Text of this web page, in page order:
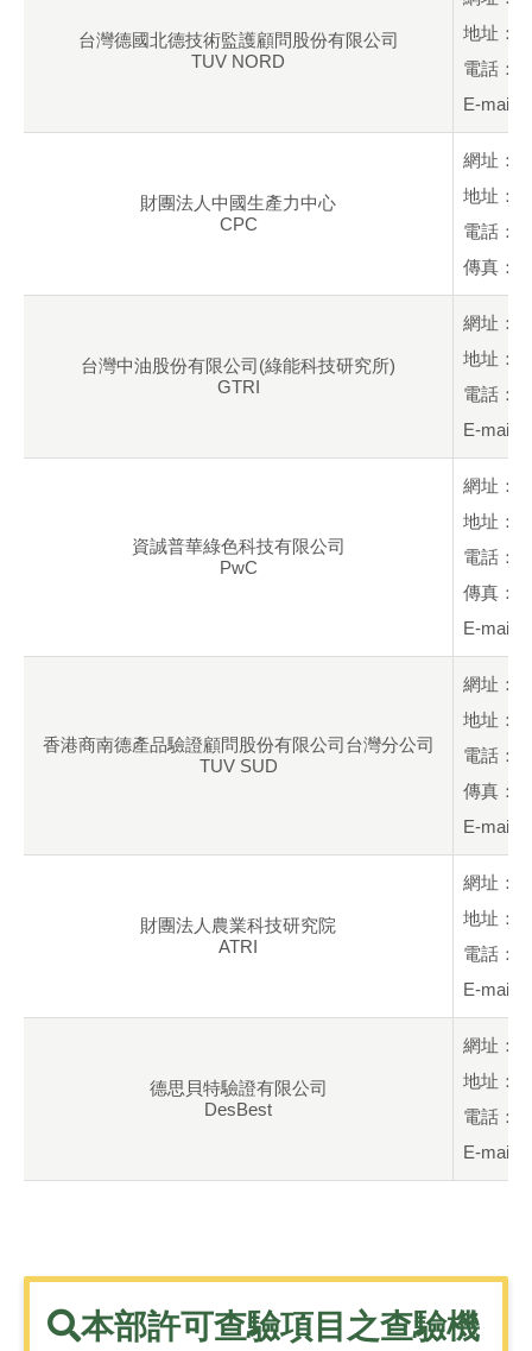
台灣德國北德技術監護顧問股份有限公司
TUV NORD
地址：
電話：
E-mail：
財團法人中國生產力中心
CPC
網址：
地址：
電話：
傳真：
台灣中油股份有限公司(綠能科技研究所)
GTRI
網址：
地址：
電話：
E-mail：
資誠普華綠色科技有限公司
PwC
網址：
地址：
電話：
傳真：
E-mail：
香港商南德產品驗證顧問股份有限公司台灣分公司
TUV SUD
網址：
地址：
電話：
傳真：
E-mail：
財團法人農業科技研究院
ATRI
網址：
地址：
電話：
E-mail：
德思貝特驗證有限公司
DesBest
網址：
地址：
電話：
E-mail：
本部許可查驗項目之查驗機